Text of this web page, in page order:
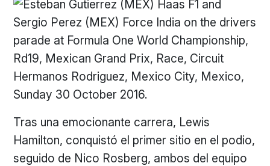
Tras una emocionante carrera, Lewis
Hamilton, conquistó el primer sitio en el podio,
seguido de Nico Rosberg, ambos del equipo